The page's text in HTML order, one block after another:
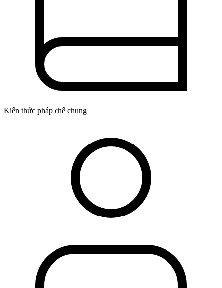
Kiến thức pháp chế chung